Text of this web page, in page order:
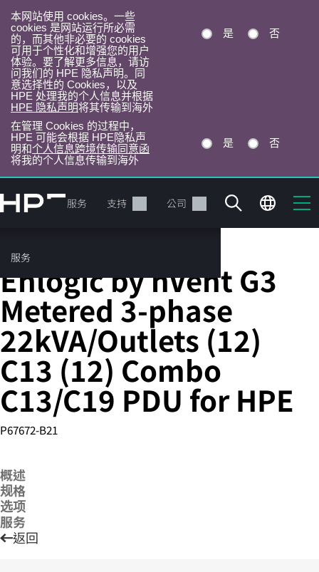
本网站使用 cookies。一些
cookies 是网站运行所必需
的，而其他非必要的 cookies
可用于个性化和增强您的用户
体验。要了解更多信息，请访
问我们的 HPE 隐私声明。同
意选择性的 Cookies，以及
HPE 处理我的个人信息并根据
HPE 隐私声明将其传输到海外
是 否
在管理 Cookies 的过程中，
HPE 可能会根据 HPE隐私声
明和个人信息跨境传输同意函
将我的个人信息传输到海外
是 否
转
到
目
录
产品 服务 支持 公司
服务
您的购物车目前是空的
前往 HPE 商店浏览、配置和订购。
配电单元
Enlogic by nVent G3
Metered 3-phase
22kVA/Outlets (12)
C13 (12) Combo
C13/C19 PDU for HPE
P67672-B21
概述
规格
选项
服务
返回